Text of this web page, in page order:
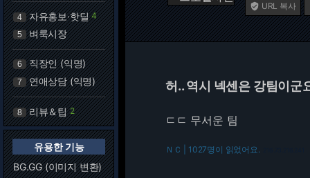
4 자유홍보·핫딜 4
5 벼룩시장
6 직장인 (익명)
7 연애상담 (익명)
8 리뷰＆팁 2
유용한 기능
BG.GG (이미지 변환)
 URL 복사
허.. 역시 넥센은 강팀이군
ㄷㄷ 무서운 팀
ＮＣ | 1027명이 읽었어요.